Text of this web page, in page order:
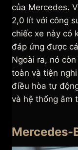
của Mercedes.
2,0 lít với công
chiếc xe này có
đáp ứng được
Ngoài ra, nó
toàn và tiện
điều hòa tự
và hệ thống âm
Mercedes-